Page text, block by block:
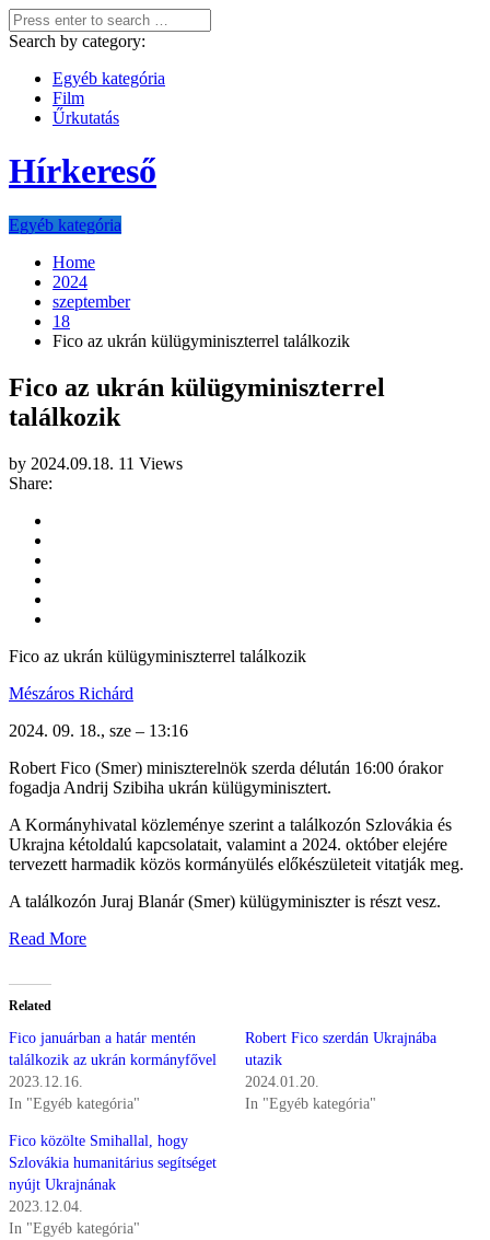
Search by category:
Egyéb kategória
Film
Űrkutatás
Hírkereső
Egyéb kategória
Home
2024
szeptember
18
Fico az ukrán külügyminiszterrel találkozik
Fico az ukrán külügyminiszterrel
találkozik
by 2024.09.18. 11 Views
Share:
Fico az ukrán külügyminiszterrel találkozik
Mészáros Richárd
2024. 09. 18., sze – 13:16
Robert Fico (Smer) miniszterelnök szerda délután 16:00 órakor
fogadja Andrij Szibiha ukrán külügyminisztert.
A Kormányhivatal közleménye szerint a találkozón Szlovákia és
Ukrajna kétoldalú kapcsolatait, valamint a 2024. október elejére
tervezett harmadik közös kormányülés előkészületeit vitatják meg.
A találkozón Juraj Blanár (Smer) külügyminiszter is részt vesz.
Read More
Related
Fico januárban a határ mentén
találkozik az ukrán kormányfővel
2023.12.16.
In "Egyéb kategória"
Robert Fico szerdán Ukrajnába
utazik
2024.01.20.
In "Egyéb kategória"
Fico közölte Smihallal, hogy
Szlovákia humanitárius segítséget
nyújt Ukrajnának
2023.12.04.
In "Egyéb kategória"